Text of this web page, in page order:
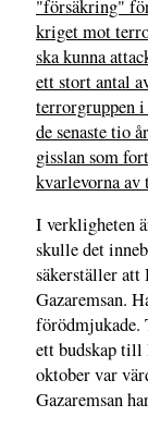
"försäkring"
kriget mot
ska kunna
ett stort antal
terrorgruppen
de senaste tio
gisslan som
kvarlevorna av
I verkligheten
skulle det
säkerställer att
Gazaremsan.
förödmjukade.
ett budskap till
oktober var
Gazaremsan